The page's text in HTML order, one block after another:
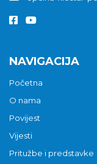
NAVIGACIJA
Početna
O nama
Povijest
Vijesti
Pritužbe i predstavke